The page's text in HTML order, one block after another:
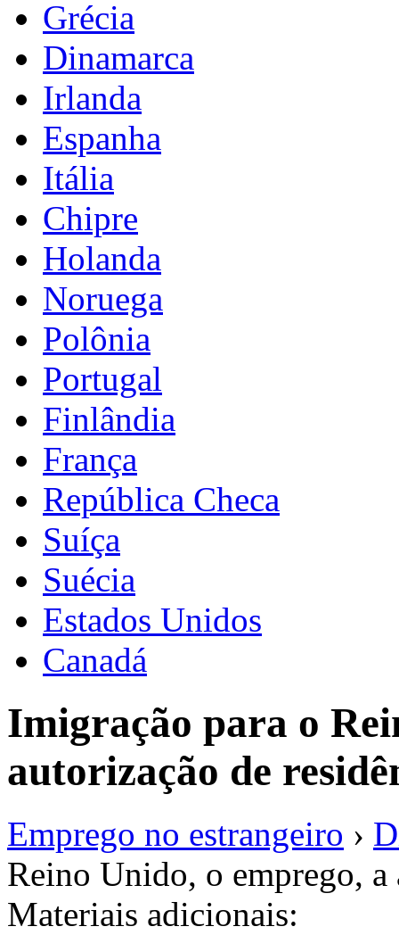
Grécia
Dinamarca
Irlanda
Espanha
Itália
Chipre
Holanda
Noruega
Polônia
Portugal
Finlândia
França
República Checa
Suíça
Suécia
Estados Unidos
Canadá
Imigração para o
autorização de
Emprego no estrangeiro ›
Reino Unido, o emprego, a
Materiais adicionais: